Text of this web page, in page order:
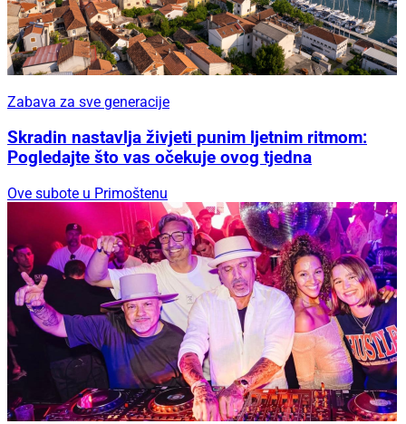
Zabava za sve generacije
Skradin nastavlja živjeti punim ljetnim ritmom:
Pogledajte što vas očekuje ovog tjedna
Ove subote u Primoštenu